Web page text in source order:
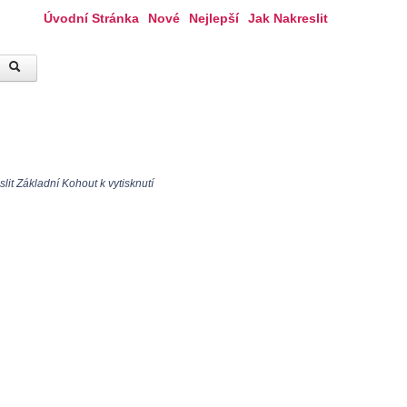
Úvodní Stránka Nové Nejlepší Jak Nakreslit
Základní Kohout k vytisknutí